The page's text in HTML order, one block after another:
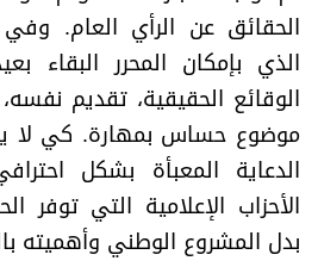
الحقائق عن الرأي العام.
الذي بإمكان المحرر البقاء
الوقائع الحقيقية، تقديم
موضوع حساس بمهارة. كي لا
الدعاية المعبأة بشكل
الأحزاب الإعلامية التي توفر
بدل المشروع الوطني وأهميته